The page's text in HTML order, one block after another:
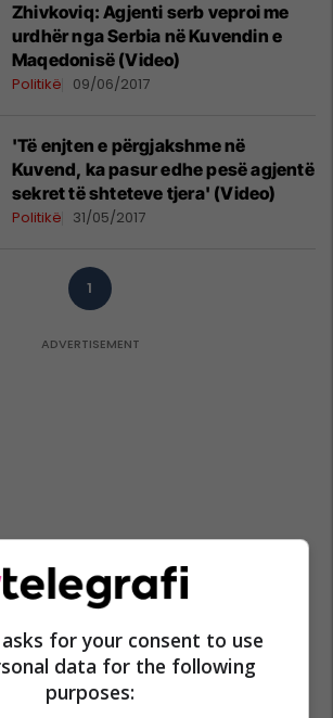
Zhivkoviq: Agjenti serb veproi me
urdhër nga Serbia në Kuvendin e
Maqedonisë (Video)
Politikë 09/06/2017
'Të enjten e përgjakshme në
Kuvend, ka pasur edhe pesë agjentë
sekret të shteteve tjera' (Video)
Politikë 31/05/2017
1
for your consent to use
data for the following
purposes: